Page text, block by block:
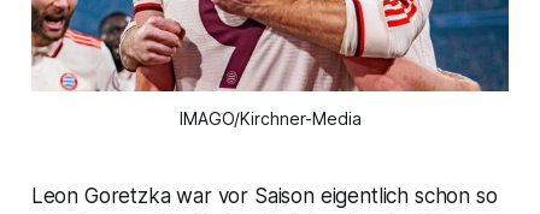
IMAGO/Kirchner-Media
Leon Goretzka war vor Saison eigentlich schon so